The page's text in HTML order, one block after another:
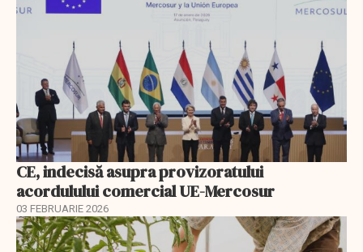
CE, indecisă asupra provizoratului
acordulului comercial UE-Mercosur
03 FEBRUARIE 2026